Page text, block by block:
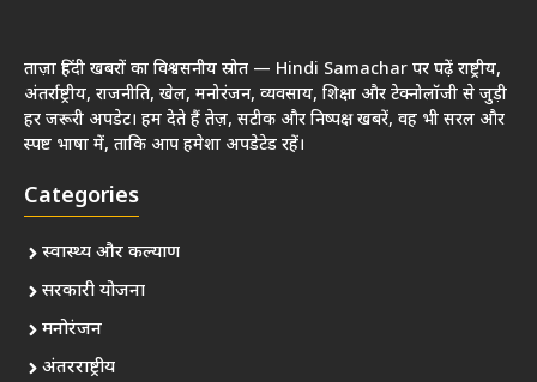
ताज़ा हिंदी खबरों का विश्वसनीय स्रोत — Hindi Samachar पर पढ़ें राष्ट्रीय,
अंतर्राष्ट्रीय, राजनीति, खेल, मनोरंजन, व्यवसाय, शिक्षा और टेक्नोलॉजी से जुड़ी
हर जरूरी अपडेट। हम देते हैं तेज़, सटीक और निष्पक्ष खबरें, वह भी सरल और
स्पष्ट भाषा में, ताकि आप हमेशा अपडेटेड रहें।
Categories
स्वास्थ्य और कल्याण
सरकारी योजना
मनोरंजन
अंतरराष्ट्रीय